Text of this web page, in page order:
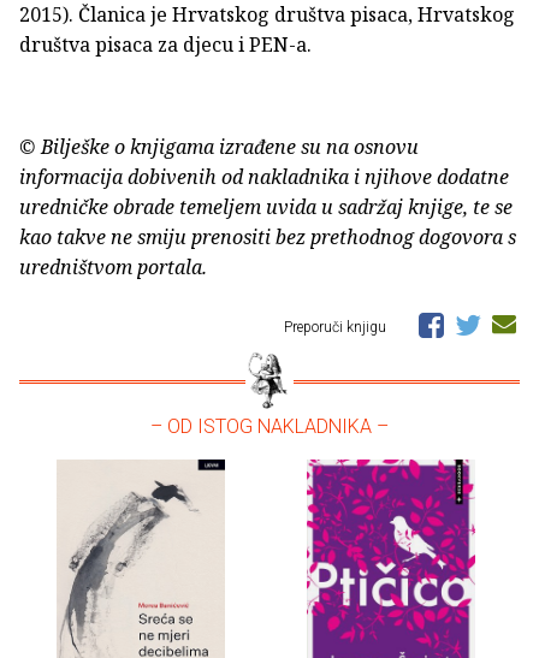
2015). Članica je Hrvatskog društva pisaca, Hrvatskog
društva pisaca za djecu i PEN-a.
© Bilješke o knjigama izrađene su na osnovu
informacija dobivenih od nakladnika i njihove dodatne
uredničke obrade temeljem uvida u sadržaj knjige, te se
kao takve ne smiju prenositi bez prethodnog dogovora s
uredništvom portala.
Preporuči knjigu
– OD ISTOG NAKLADNIKA –